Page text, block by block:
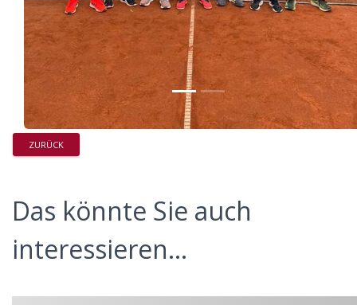
ZURÜCK
Das könnte Sie auch
interessieren...